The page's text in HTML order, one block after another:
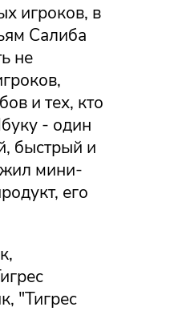
игроков, в
Салиба
не
и тех, кто
- один
быстрый и
мини-
его
"Тигрес